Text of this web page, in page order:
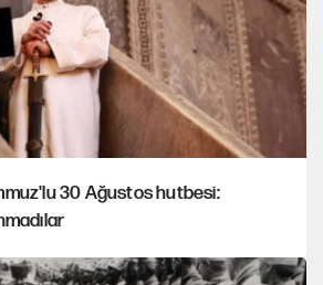
30 Ağustos hutbesi: